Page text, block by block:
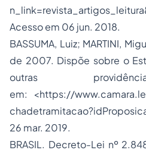
Acesso em 06 jun. 2018.
BASSUMA, Luiz; MARTINI,
de 2007. Dispõe sobre o
outras
em: <https://
26 mar. 2019.
BRASIL. Decreto-Lei nº